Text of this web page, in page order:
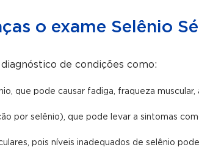
o exame Selênio
de condições como:
que pode causar fadiga, fraqueza
por selênio), que pode levar a sintomas
pois níveis inadequados de selênio